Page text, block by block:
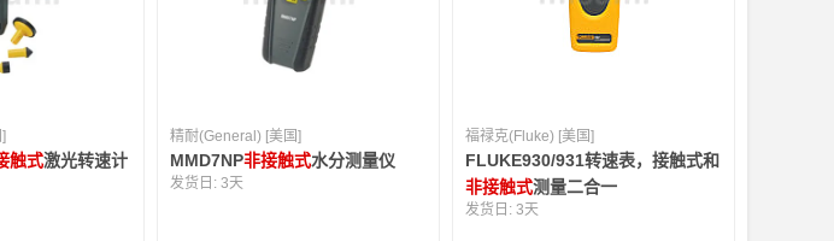
触式激光转速计
精耐(General) [美国]
MMD7NP非接触式水分测量仪
发货日:3天
福禄克(Fluke) [美国]
FLUKE930/931转速表，接触式和
非接触式测量二合一
发货日:3天